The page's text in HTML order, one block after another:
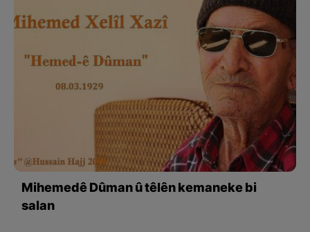
Mihemedê Dûman û têlên kemaneke bi
salan